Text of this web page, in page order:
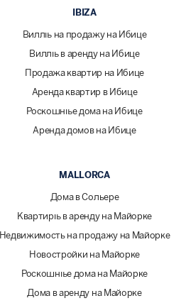
IBIZA
Виллы на продажу на Ибице
Виллы в аренду на Ибице
Продажа квартир на Ибице
Аренда квартир в Ибице
Роскошные дома на Ибице
Аренда домов на Ибице
MALLORCA
Дома в Сольере
Квартиры в аренду на Майорке
Недвижимость на продажу на Майорке
Новостройки на Майорке
Роскошные дома на Майорке
Дома в аренду на Майорке